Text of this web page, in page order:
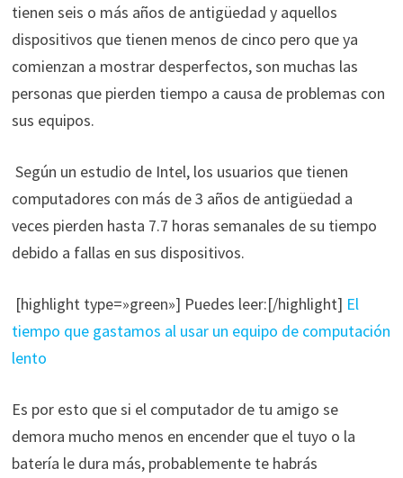
tienen seis o más años de antigüedad y aquellos
dispositivos que tienen menos de cinco pero que ya
comienzan a mostrar desperfectos, son muchas las
personas que pierden tiempo a causa de problemas con
sus equipos.
Según un estudio de Intel, los usuarios que tienen
computadores con más de 3 años de antigüedad a
veces pierden hasta 7.7 horas semanales de su tiempo
debido a fallas en sus dispositivos.
[highlight type=»green»] Puedes leer:[/highlight] El
tiempo que gastamos al usar un equipo de computación
lento
Es por esto que si el computador de tu amigo se
demora mucho menos en encender que el tuyo o la
batería le dura más, probablemente te habrás